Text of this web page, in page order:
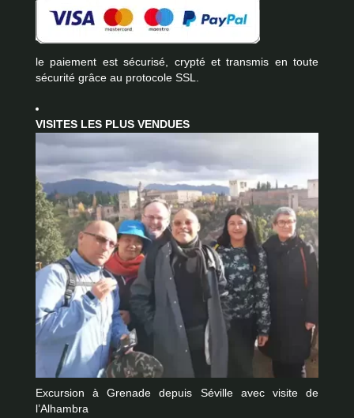
le paiement est sécurisé, crypté et transmis en toute
sécurité grâce au protocole SSL.
VISITES LES PLUS VENDUES
Excursion à Grenade depuis Séville avec visite de
l’Alhambra